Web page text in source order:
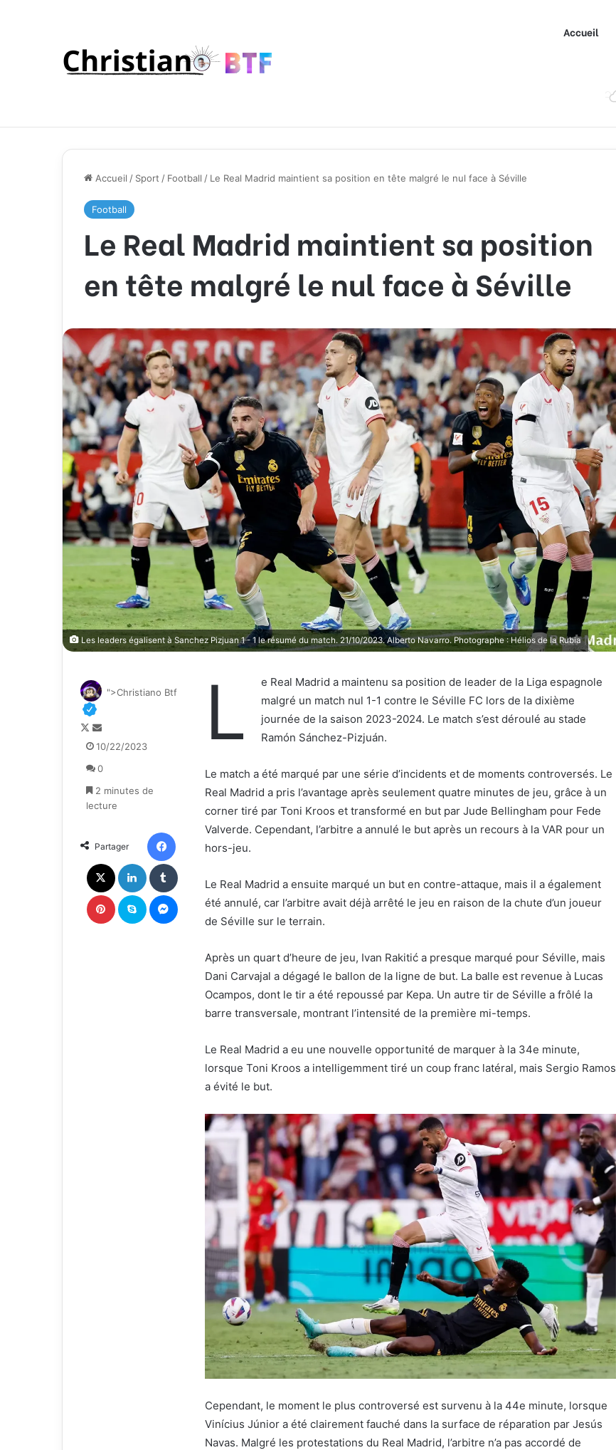
Accueil
Accueil / Sport / Football / Le Real Madrid maintient sa position en tête malgré le nul face à Séville
Football
Le Real Madrid maintient sa position
en tête malgré le nul face à Séville
Les leaders égalisent à Sanchez Pizjuan 1 - 1 le résumé du match. 21/10/2023. Alberto Navarro. Photographe : Hélios de la Rubia
L
e Real Madrid a maintenu sa position de leader de la Liga espagnole
malgré un match nul 1-1 contre le Séville FC lors de la dixième
journée de la saison 2023-2024. Le match s’est déroulé au stade
Ramón Sánchez-Pizjuán.
Le match a été marqué par une série d’incidents et de moments controversés. Le
Real Madrid a pris l’avantage après seulement quatre minutes de jeu, grâce à un
corner tiré par Toni Kroos et transformé en but par Jude Bellingham pour Fede
Valverde. Cependant, l’arbitre a annulé le but après un recours à la VAR pour un
hors-jeu.
Le Real Madrid a ensuite marqué un but en contre-attaque, mais il a également
été annulé, car l’arbitre avait déjà arrêté le jeu en raison de la chute d’un joueur
de Séville sur le terrain.
Après un quart d’heure de jeu, Ivan Rakitić a presque marqué pour Séville, mais
Dani Carvajal a dégagé le ballon de la ligne de but. La balle est revenue à Lucas
Ocampos, dont le tir a été repoussé par Kepa. Un autre tir de Séville a frôlé la
barre transversale, montrant l’intensité de la première mi-temps.
Le Real Madrid a eu une nouvelle opportunité de marquer à la 34e minute,
lorsque Toni Kroos a intelligemment tiré un coup franc latéral, mais Sergio Ramos
a évité le but.
Cependant, le moment le plus controversé est survenu à la 44e minute, lorsque
Vinícius Júnior a été clairement fauché dans la surface de réparation par Jesús
Navas. Malgré les protestations du Real Madrid, l’arbitre n’a pas accordé de
">Christiano Btf
F
o
l
o
w
X
n
o
y
e
n
c
o
u
r
r
10/22/2023
0
2 minutes de
lecture
Partager